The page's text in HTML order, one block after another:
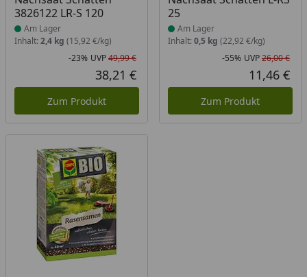
3826122 LR-S 120
Am Lager
Inhalt: 2,4 kg (15,92 €/kg)
Rabatt in Prozent
-23%
Ursprünglicher Preis
UVP49,99 €
Aktueller Preis
38,21 €
Zum Produkt
25
Am Lager
Inhalt: 0,5 kg (22,92 €/kg)
-55% UVP26,00 €
11,46 €
Zum Produkt